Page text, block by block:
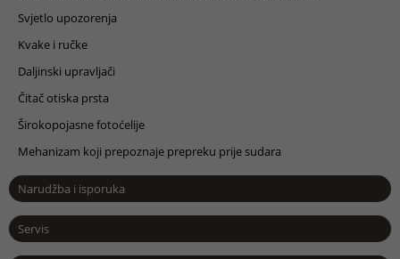
Svjetlo upozorenja
Kvake i ručke
Daljinski upravljači
Čitač otiska prsta
Širokopojasne fotoćelije
Mehanizam koji prepoznaje prepreku prije sudara
Narudžba i isporuka
Servis